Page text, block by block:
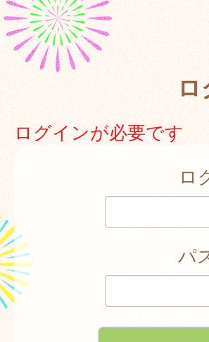
ロ
ログインが必要です
ロ
パ